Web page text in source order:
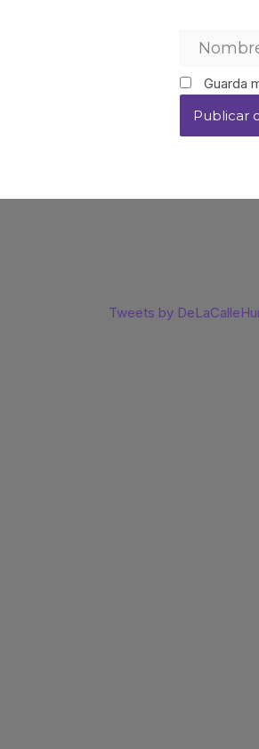
Guarda
Tweets by